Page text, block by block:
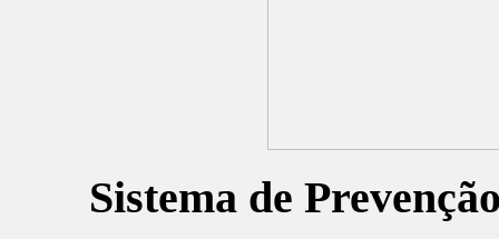
Sistema de